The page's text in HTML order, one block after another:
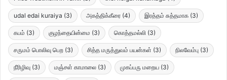
udal edai kuraiya (3) அகத்திக்கீரை (4) இரத்தம் சுத்தமாக (3)
கபம் (3) குழந்தையின்மை (3) கொத்தமல்லி (3)
சருமம் பொலிவு பெற (3) சித்த மருத்துவம் பயன்கள் (3) நிலவேம்பு (3)
நீரிழிவு (3) மஞ்சள் காமாலை (3) முகப்பரு மறைய (3)